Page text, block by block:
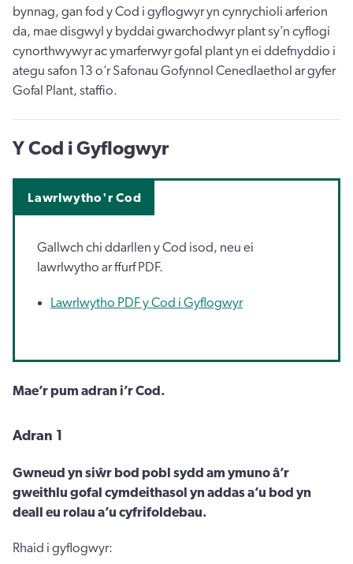
bynnag, gan fod y Cod i gyflogwyr yn cynrychioli arferion
da, mae disgwyl y byddai gwarchodwyr plant sy’n cyflogi
cynorthwywyr ac ymarferwyr gofal plant yn ei ddefnyddio i
ategu safon 13 o’r Safonau Gofynnol Cenedlaethol ar gyfer
Gofal Plant, staffio.
Y Cod i Gyflogwyr
Lawrlwytho'r Cod
Gallwch chi ddarllen y Cod isod, neu ei
lawrlwytho ar ffurf PDF.
Lawrlwytho PDF y Cod i Gyflogwyr
Mae’r pum adran i’r Cod.
Adran 1
Gwneud yn siŵr bod pobl sydd am ymuno â’r
gweithlu gofal cymdeithasol yn addas a’u bod yn
deall eu rolau a’u cyfrifoldebau.
Rhaid i gyflogwyr: